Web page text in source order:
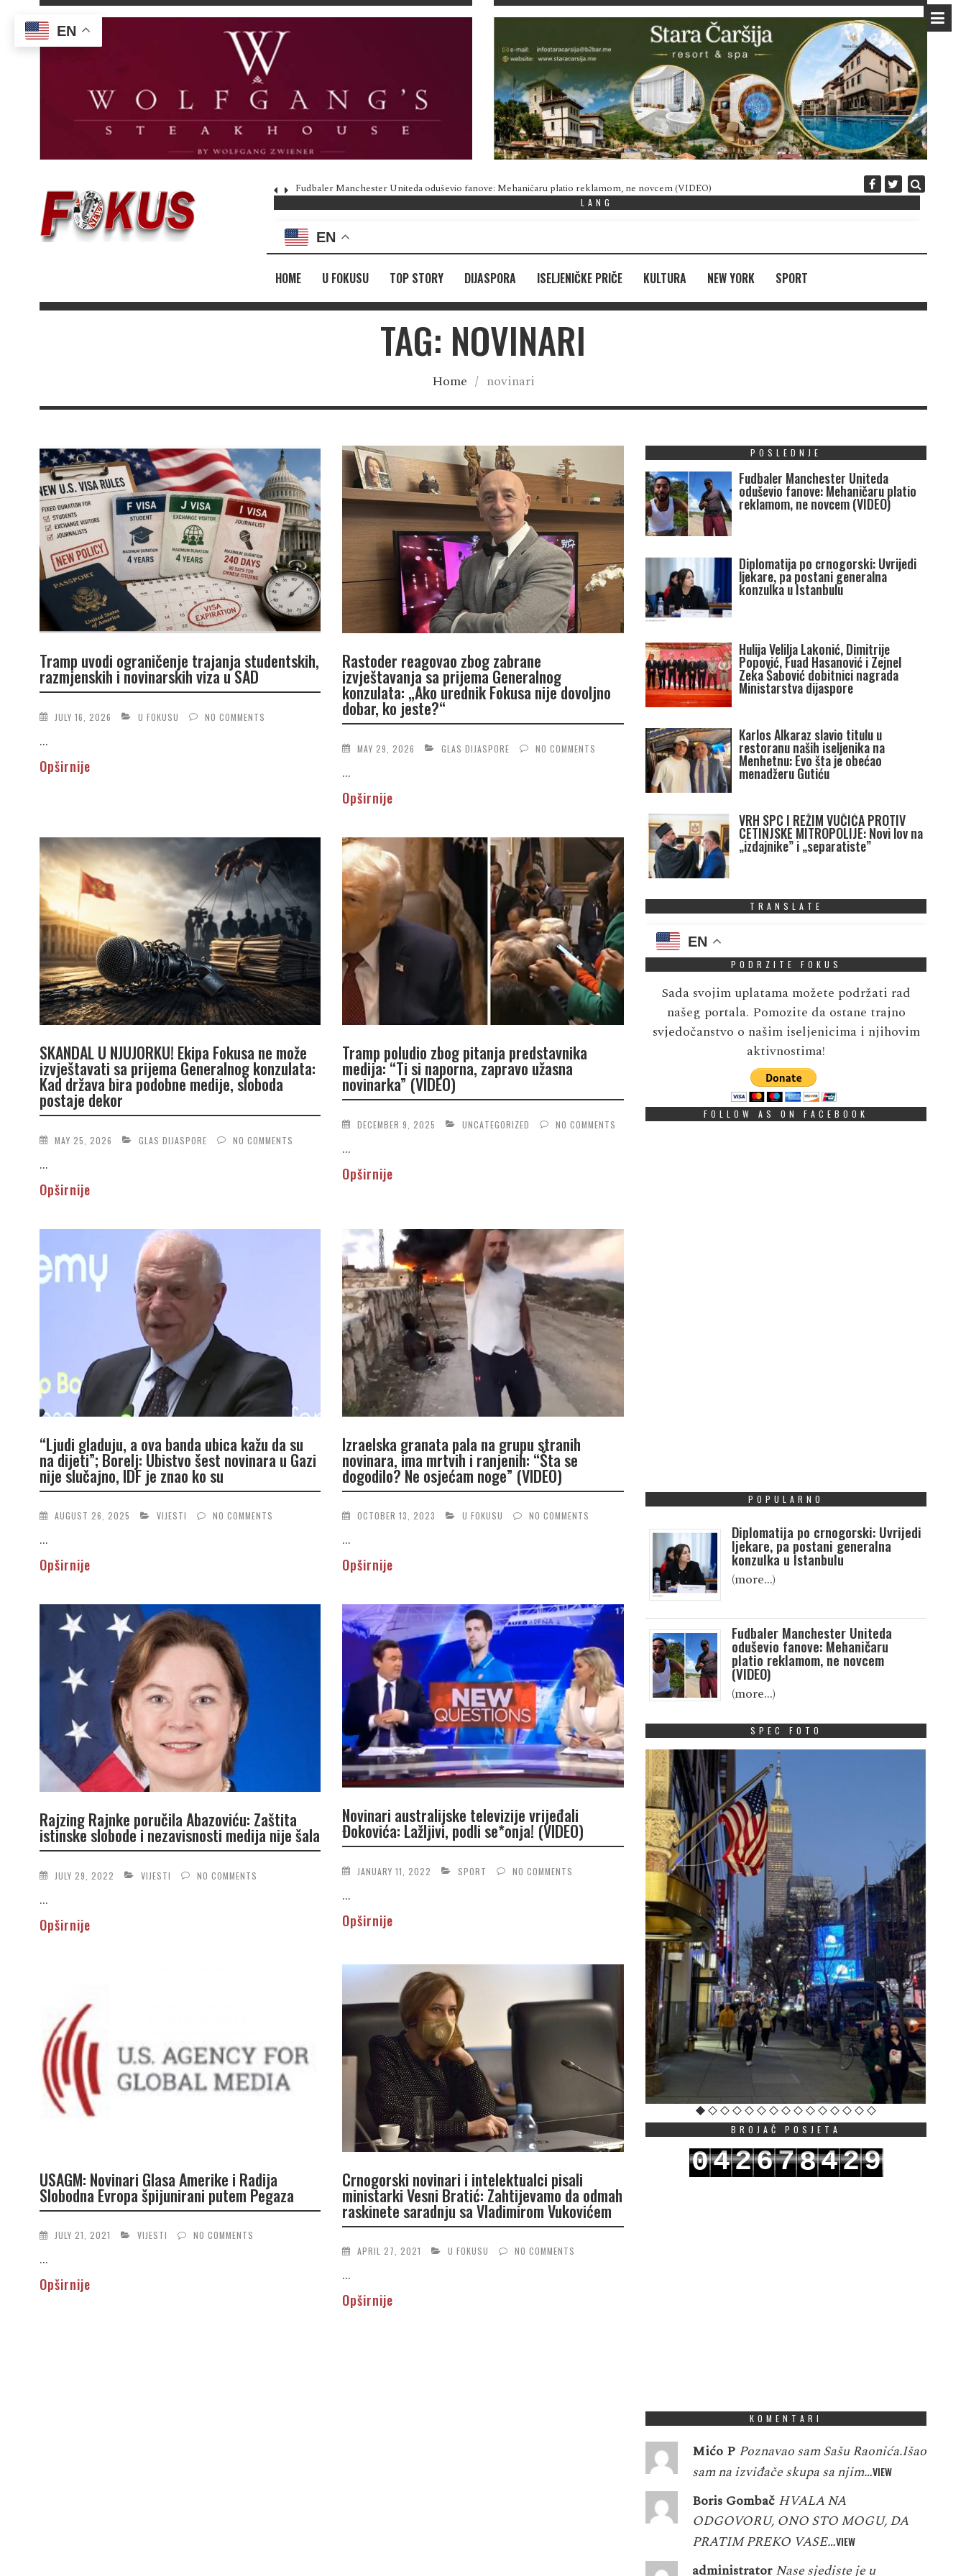
Fudbaler Manchester Uniteda oduševio fanove: Mehaničaru platio reklamom, ne novcem (VIDEO) Diplomatija po
LANG
EN
HOME U FOKUSU TOP STORY DIJASPORA ISELJENIČKE PRIČE KULTURA NEW YORK SPORT
TAG: NOVINARI
Home / novinari
Tramp uvodi ograničenje trajanja studentskih,
razmjenskih i novinarskih viza u SAD
JULY 16, 2026 U FOKUSU NO COMMENTS
...
Opširnije
Rastoder reagovao zbog zabrane
izvještavanja sa prijema Generalnog
konzulata: „Ako urednik Fokusa nije dovoljno
dobar, ko jeste?“
MAY 29, 2026 GLAS DIJASPORE NO COMMENTS
...
Opširnije
SKANDAL U NJUJORKU! Ekipa Fokusa ne može
izvještavati sa prijema Generalnog konzulata:
Kad država bira podobne medije, sloboda
postaje dekor
MAY 25, 2026 GLAS DIJASPORE NO COMMENTS
...
Opširnije
Tramp poludio zbog pitanja predstavnika
medija: “Ti si naporna, zapravo užasna
novinarka” (VIDEO)
DECEMBER 9, 2025 UNCATEGORIZED NO COMMENTS
...
Opširnije
“Ljudi gladuju, a ova banda ubica kažu da su
na dijeti”; Borelj: Ubistvo šest novinara u Gazi
nije slučajno, IDF je znao ko su
AUGUST 26, 2025 VIJESTI NO COMMENTS
...
Opširnije
Izraelska granata pala na grupu stranih
novinara, ima mrtvih i ranjenih: “Šta se
dogodilo? Ne osjećam noge” (VIDEO)
OCTOBER 13, 2023 U FOKUSU NO COMMENTS
...
Opširnije
Rajzing Rajnke poručila Abazoviću: Zaštita
istinske slobode i nezavisnosti medija nije šala
JULY 29, 2022 VIJESTI NO COMMENTS
...
Opširnije
Novinari australijske televizije vrijeđali
Đokovića: Lažljivi, podli se*onja! (VIDEO)
JANUARY 11, 2022 SPORT NO COMMENTS
...
Opširnije
USAGM: Novinari Glasa Amerike i Radija
Slobodna Evropa špijunirani putem Pegaza
JULY 21, 2021 VIJESTI NO COMMENTS
...
Opširnije
Crnogorski novinari i intelektualci pisali
ministarki Vesni Bratić: Zahtijevamo da odmah
raskinete saradnju sa Vladimirom Vukovićem
APRIL 27, 2021 U FOKUSU NO COMMENTS
...
Opširnije
POSLEDNJE
Fudbaler Manchester Uniteda
oduševio fanove: Mehaničaru platio
reklamom, ne novcem (VIDEO)
Diplomatija po crnogorski: Uvrijedi
ljekare, pa postani generalna
konzulka u Istanbulu
Hulija Velilja Lakonić, Dimitrije
Popović, Fuad Hasanović i Zejnel
Zeka Šabović dobitnici nagrada
Ministarstva dijaspore
Karlos Alkaraz slavio titulu u
restoranu naših iseljenika na
Menhetnu: Evo šta je obećao
menadžeru Gutiću
VRH SPC I REŽIM VUČIĆA PROTIV
CETINJSKE MITROPOLIJE: Novi lov na
„izdajnike” i „separatiste”
TRANSLATE
EN
PODRZITE FOKUS
Sada svojim uplatama možete podržati rad
našeg portala. Pomozite da ostane trajno
svjedočanstvo o našim iseljenicima i njihovim
aktivnostima!
FOLLOW AS ON FACEBOOK
POPULARNO
Diplomatija po crnogorski: Uvrijedi
ljekare, pa postani generalna
konzulka u Istanbulu
(more…)
Fudbaler Manchester Uniteda
oduševio fanove: Mehaničaru
platio reklamom, ne novcem
(VIDEO)
(more…)
SPEC FOTO
BROJAČ POSJETA
042678429
KOMENTARI
Mićo P Poznavao sam Sašu Raonića.Išao
sam na izviđače skupa sa njim…VIEW
Boris Gombač HVALA NA
ODGOVORU, ONO STO MOGU, DA
PRATIM PREKO VASE…VIEW
administrator Nase sjediste je u
EN